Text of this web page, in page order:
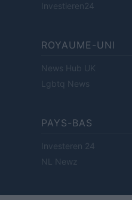
Investieren24
ROYAUME-UNI
News Hub UK
Lgbtq News
PAYS-BAS
Investeren 24
NL Newz